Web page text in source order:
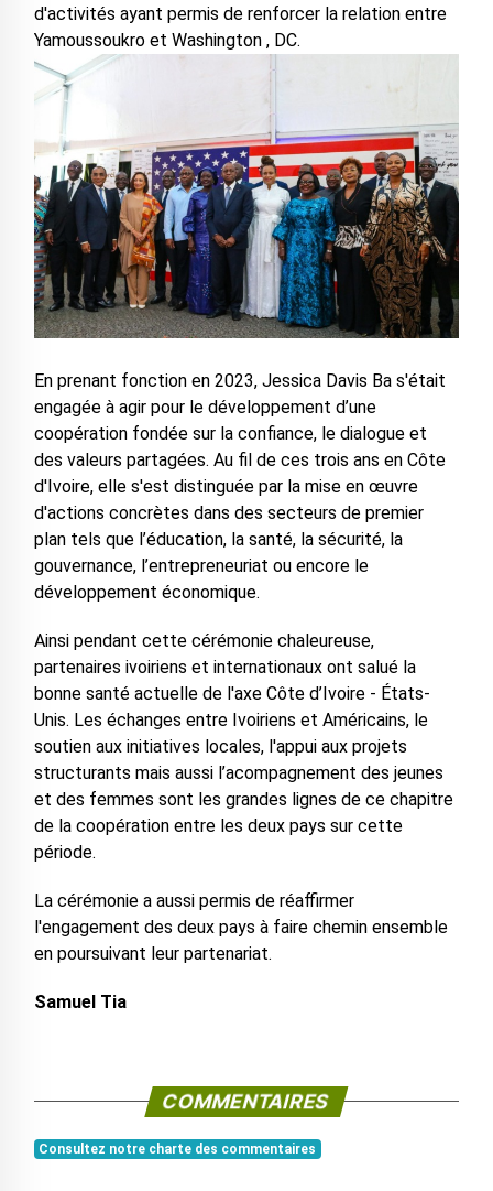
d'activités ayant permis de renforcer la relation entre
Yamoussoukro et Washington , DC.
En prenant fonction en 2023, Jessica Davis Ba s'était
engagée à agir pour le développement d’une
coopération fondée sur la confiance, le dialogue et
des valeurs partagées. Au fil de ces trois ans en Côte
d'Ivoire, elle s'est distinguée par la mise en œuvre
d'actions concrètes dans des secteurs de premier
plan tels que l’éducation, la santé, la sécurité, la
gouvernance, l’entrepreneuriat ou encore le
développement économique.
Ainsi pendant cette cérémonie chaleureuse,
partenaires ivoiriens et internationaux ont salué la
bonne santé actuelle de l'axe Côte d’Ivoire - États-
Unis. Les échanges entre Ivoiriens et Américains, le
soutien aux initiatives locales, l'appui aux projets
structurants mais aussi l’acompagnement des jeunes
et des femmes sont les grandes lignes de ce chapitre
de la coopération entre les deux pays sur cette
période.
La cérémonie a aussi permis de réaffirmer
l'engagement des deux pays à faire chemin ensemble
en poursuivant leur partenariat.
Samuel Tia
COMMENTAIRES
Consultez notre charte des commentaires